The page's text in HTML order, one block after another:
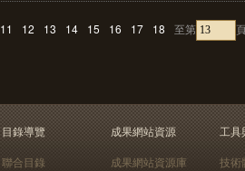
11 12 13 14 15 16 17 18 至第
目錄導覽
聯合目錄
成果網站資源
成果網站資源庫
工具
技術